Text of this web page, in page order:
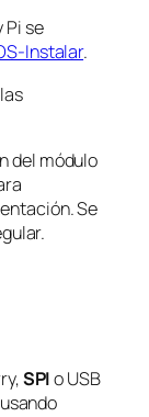
Pi se
Instalar.
del módulo
Se
SPIo USB